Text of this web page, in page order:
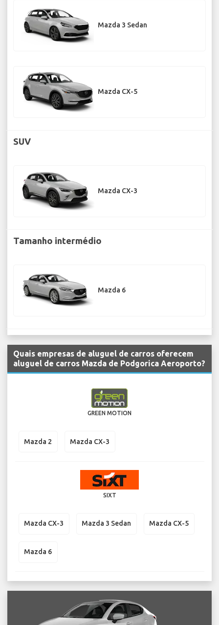
Mazda 3 Sedan
Mazda CX-5
SUV
Mazda CX-3
Tamanho intermédio
Mazda 6
Quais empresas de aluguel de carros oferecem
aluguel de carros Mazda de Podgorica Aeroporto?
GREEN MOTION
Mazda 2 Mazda CX-3
SIXT
Mazda CX-3 Mazda 3 Sedan Mazda CX-5
Mazda 6